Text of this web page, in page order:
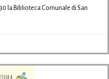
la Biblioteca Comunale di San